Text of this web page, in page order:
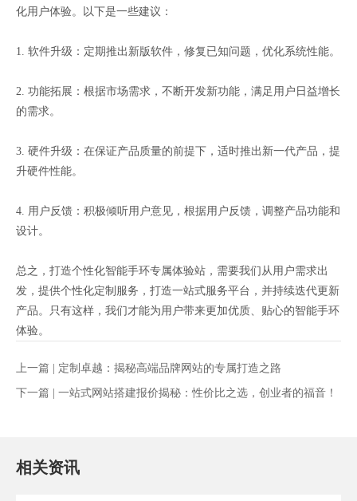
化用户体验。以下是一些建议：
1. 软件升级：定期推出新版软件，修复已知问题，优化系统性能。
2. 功能拓展：根据市场需求，不断开发新功能，满足用户日益增长
的需求。
3. 硬件升级：在保证产品质量的前提下，适时推出新一代产品，提
升硬件性能。
4. 用户反馈：积极倾听用户意见，根据用户反馈，调整产品功能和
设计。
总之，打造个性化智能手环专属体验站，需要我们从用户需求出
发，提供个性化定制服务，打造一站式服务平台，并持续迭代更新
产品。只有这样，我们才能为用户带来更加优质、贴心的智能手环
体验。
上一篇 | 定制卓越：揭秘高端品牌网站的专属打造之路
下一篇 | 一站式网站搭建报价揭秘：性价比之选，创业者的福音！
相关资讯